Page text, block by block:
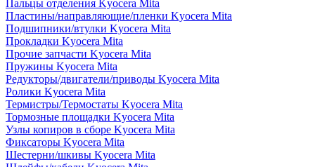
Пальцы отделения Kyocera Mita
Пластины/направляющие/пленки Kyocera Mita
Подшипники/втулки Kyocera Mita
Прокладки Kyocera Mita
Прочие запчасти Kyocera Mita
Пружины Kyocera Mita
Редукторы/двигатели/приводы Kyocera Mita
Ролики Kyocera Mita
Термистры/Термостаты Kyocera Mita
Тормозные площадки Kyocera Mita
Узлы копиров в сборе Kyocera Mita
Фиксаторы Kyocera Mita
Шестерни/шкивы Kyocera Mita